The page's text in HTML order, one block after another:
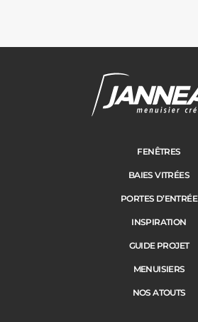
FENÊTRES
BAIES VITRÉES
PORTES D’ENTRÉE
INSPIRATION
GUIDE PROJET
MENUISIERS
NOS ATOUTS